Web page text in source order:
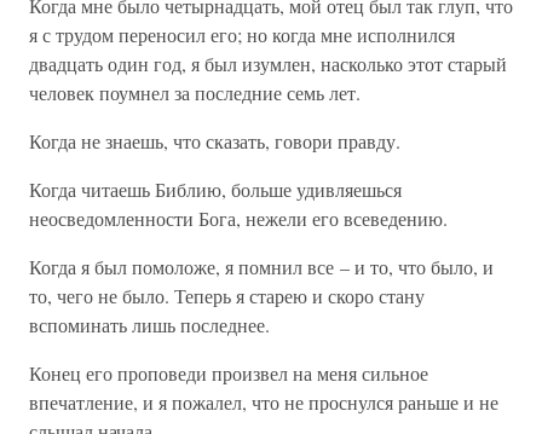
Когда мне было четырнадцать, мой отец был так глуп, что
я с трудом переносил его; но когда мне исполнился
двадцать один год, я был изумлен, насколько этот старый
человек поумнел за последние семь лет.
Когда не знаешь, что сказать, говори правду.
Когда читаешь Библию, больше удивляешься
неосведомленности Бога, нежели его всеведению.
Когда я был помоложе, я помнил все – и то, что было, и
то, чего не было. Теперь я старею и скоро стану
вспоминать лишь последнее.
Конец его проповеди произвел на меня сильное
впечатление, и я пожалел, что не проснулся раньше и не